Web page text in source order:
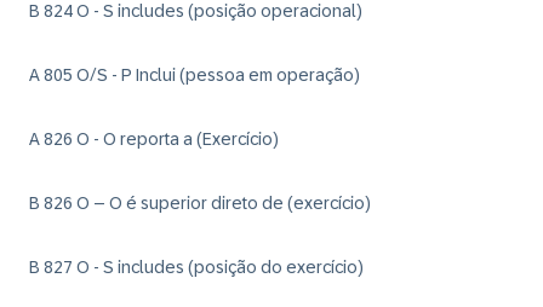
B 824 O - S includes (posição operacional)
A 805 O/S - P Inclui (pessoa em operação)
A 826 O - O reporta a (Exercício)
B 826 O – O é superior direto de (exercício)
B 827 O - S includes (posição do exercício)